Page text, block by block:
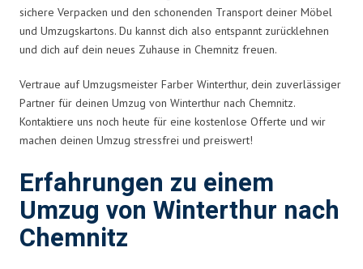
sichere Verpacken und den schonenden Transport deiner Möbel
und Umzugskartons. Du kannst dich also entspannt zurücklehnen
und dich auf dein neues Zuhause in Chemnitz freuen.
Vertraue auf Umzugsmeister Farber Winterthur, dein zuverlässiger
Partner für deinen Umzug von Winterthur nach Chemnitz.
Kontaktiere uns noch heute für eine kostenlose Offerte und wir
machen deinen Umzug stressfrei und preiswert!
Erfahrungen zu einem
Umzug von Winterthur nach
Chemnitz